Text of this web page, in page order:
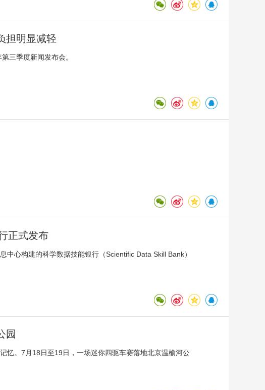
担明显减轻
三季度新闻发布会。
正式发布
心构建的科学数据技能银行（Scientific Data Skill Bank）
园
忆。7月18日至19日，一场迷你四驱车赛落地北京温榆河公